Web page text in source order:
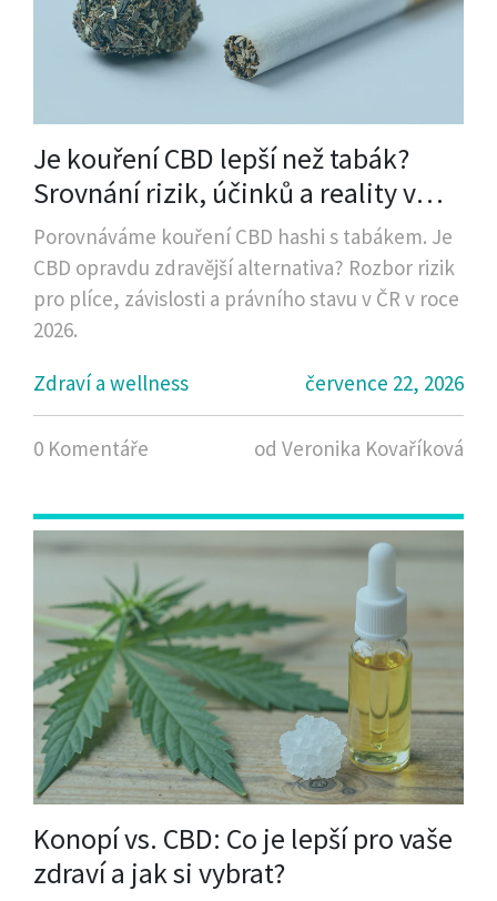
Je kouření CBD lepší než tabák?
Srovnání rizik, účinků a reality v
roce 2026
Porovnáváme kouření CBD hashi s tabákem. Je
CBD opravdu zdravější alternativa? Rozbor rizik
pro plíce, závislosti a právního stavu v ČR v roce
2026.
Zdraví a wellness
července 22, 2026
0 Komentáře od Veronika Kovaříková
Konopí vs. CBD: Co je lepší pro vaše
zdraví a jak si vybrat?